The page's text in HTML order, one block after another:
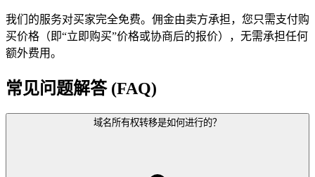
我们的服务对买家完全免费。佣金由卖方承担，您只需支付购
买价格（即“立即购买”价格或协商后的报价），无需承担任何
额外费用。
常见问题解答 (FAQ)
域名所有权转移是如何进行的？